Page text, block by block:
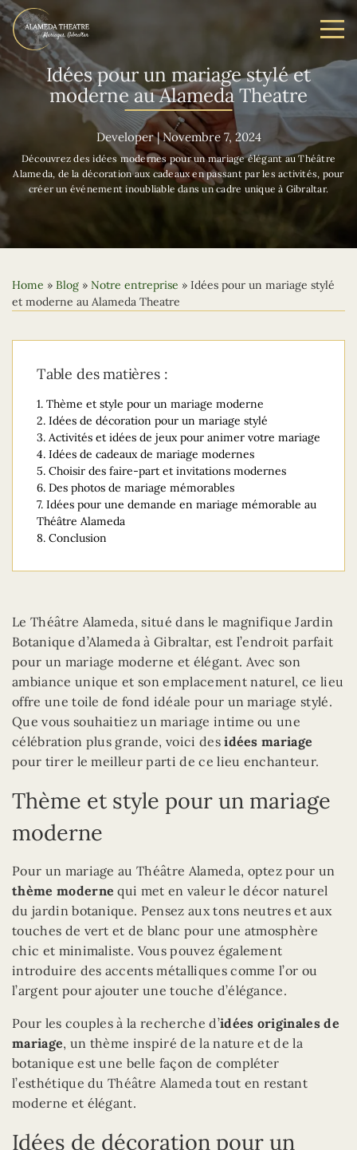
Idées pour un mariage stylé et
moderne au Alameda Theatre
Developer|Novembre 7, 2024
Découvrez des idées modernes pour un mariage élégant au Théâtre
Alameda, de la décoration aux cadeaux en passant par les activités, pour
créer un événement inoubliable dans un cadre unique à Gibraltar.
Home » Blog » Notre entreprise » Idées pour un mariage stylé
et moderne au Alameda Theatre
Table des matières :
1. Thème et style pour un mariage moderne
2. Idées de décoration pour un mariage stylé
3. Activités et idées de jeux pour animer votre mariage
4. Idées de cadeaux de mariage modernes
5. Choisir des faire-part et invitations modernes
6. Des photos de mariage mémorables
7. Idées pour une demande en mariage mémorable au
Théâtre Alameda
8. Conclusion
Le Théâtre Alameda, situé dans le magnifique Jardin
Botanique d’Alameda à Gibraltar, est l’endroit parfait
pour un mariage moderne et élégant. Avec son
ambiance unique et son emplacement naturel, ce lieu
offre une toile de fond idéale pour un mariage stylé.
Que vous souhaitiez un mariage intime ou une
célébration plus grande, voici desidées mariage
pour tirer le meilleur parti de ce lieu enchanteur.
Thème et style pour un mariage
moderne
Pour un mariage au Théâtre Alameda, optez pour un
thème moderne qui met en valeur le décor naturel
du jardin botanique. Pensez aux tons neutres et aux
touches de vert et de blanc pour une atmosphère
chic et minimaliste. Vous pouvez également
introduire des accents métalliques comme l’or ou
l’argent pour ajouter une touche d’élégance.
Pour les couples à la recherche d’idées originales de
mariage, un thème inspiré de la nature et de la
botanique est une belle façon de compléter
l’esthétique du Théâtre Alameda tout en restant
moderne et élégant.
Idées de décoration pour un